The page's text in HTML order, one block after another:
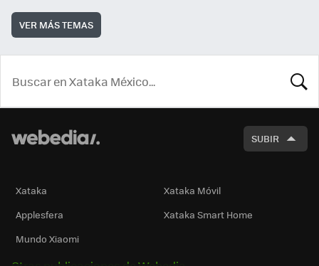
VER MÁS TEMAS
SUBIR
Xataka
Xataka Móvil
Applesfera
Xataka Smart Home
Mundo Xiaomi